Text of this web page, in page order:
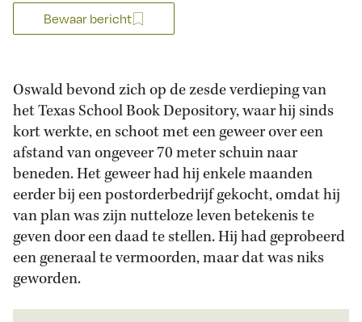
Bewaar bericht
Oswald bevond zich op de zesde verdieping van
het Texas School Book Depository, waar hij sinds
kort werkte, en schoot met een geweer over een
afstand van ongeveer 70 meter schuin naar
beneden. Het geweer had hij enkele maanden
eerder bij een postorderbedrijf gekocht, omdat hij
van plan was zijn nutteloze leven betekenis te
geven door een daad te stellen. Hij had geprobeerd
een generaal te vermoorden, maar dat was niks
geworden.